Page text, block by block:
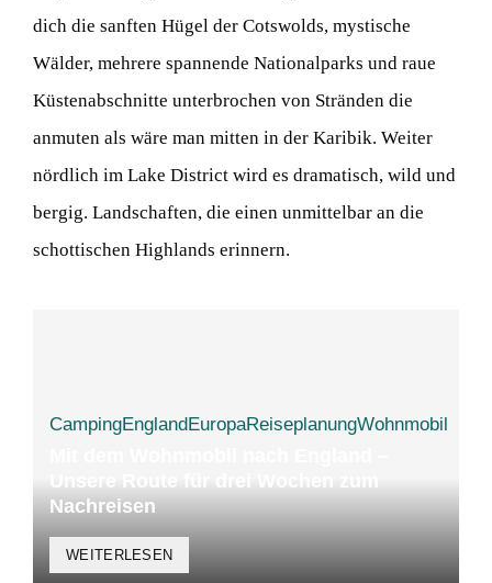
dich die sanften Hügel der Cotswolds, mystische
Wälder, mehrere spannende Nationalparks und raue
Küstenabschnitte unterbrochen von Stränden die
anmuten als wäre man mitten in der Karibik. Weiter
nördlich im Lake District wird es dramatisch, wild und
bergig. Landschaften, die einen unmittelbar an die
schottischen Highlands erinnern.
CampingEnglandEuropaReiseplanungWohnmobil
Nachreisen
WEITERLESEN